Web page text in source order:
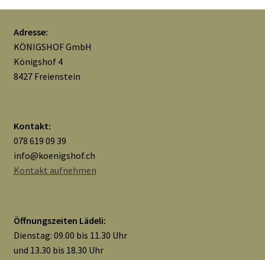
Zahlungsarten
Galerie
Adresse:
KÖNIGSHOF GmbH
Königshof 4
8427 Freienstein
Kontakt:
078 619 09 39
info@koenigshof.ch
Kontakt aufnehmen
Öffnungszeiten Lädeli:
Dienstag: 09.00 bis 11.30 Uhr
und 13.30 bis 18.30 Uhr